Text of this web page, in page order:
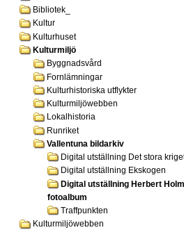
Bibliotek_
Kultur
Kulturhuset
Kulturmiljö
Byggnadsvård
Fornlämningar
Kulturhistoriska utflykter
Kulturmiljöwebben
Lokalhistoria
Runriket
Vallentuna bildarkiv
Digital utställning Det stora
Digital utställning Ekskogen
Digital utställning Herbert
fotoalbum
Traffpunkten
Kulturmiljöwebben